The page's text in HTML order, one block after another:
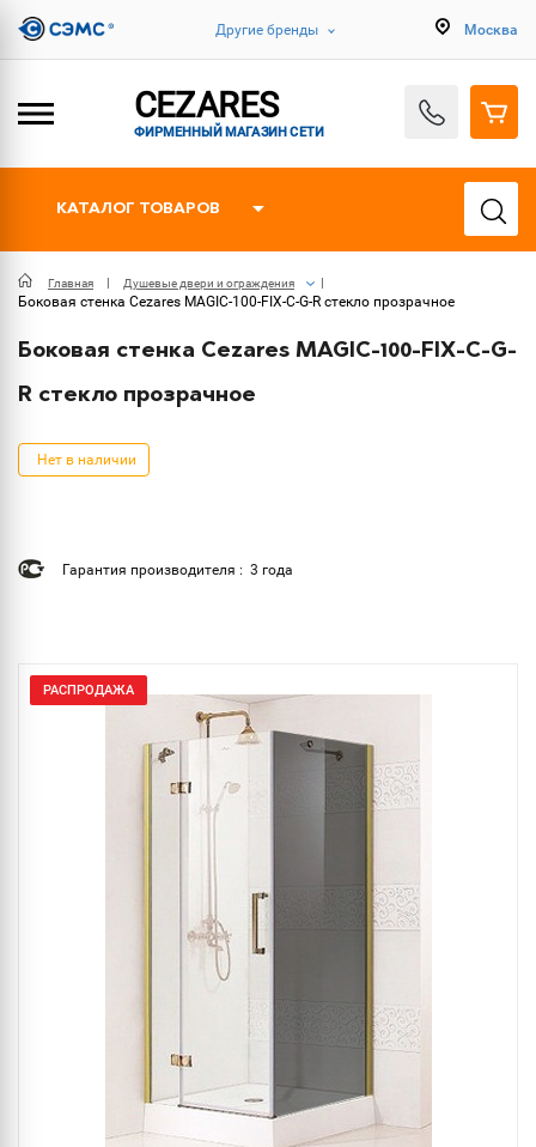
Другие бренды Москва
CEZARES
ФИРМЕННЫЙ МАГАЗИН СЕТИ
КАТАЛОГ ТОВАРОВ
Главная Душевые двери и ограждения
Боковая стенка Cezares MAGIC-100-FIX-C-G-R стекло прозрачное
Боковая стенка Cezares MAGIC-100-FIX-C-G-
R стекло прозрачное
Нет в наличии
Гарантия производителя : 3 года
РАСПРОДАЖА